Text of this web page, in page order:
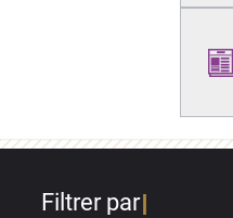
Filtrer par